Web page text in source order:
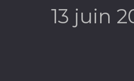
13 juin